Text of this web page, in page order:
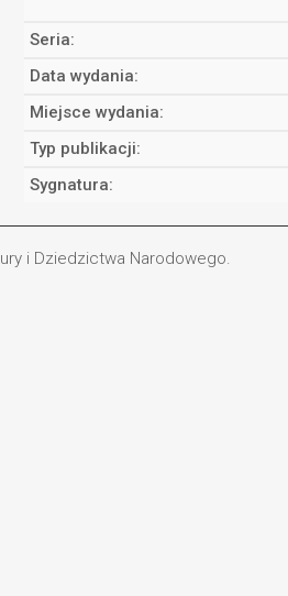
Seria:
Data wydania:
Miejsce wydania:
Typ publikacji:
Sygnatura:
i Dziedzictwa Narodowego.